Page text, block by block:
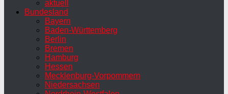
aktuell
Bundesland
Bayern
Baden-Württemberg
Berlin
Bremen
Hamburg
Hessen
Mecklenburg-Vorpommern
Niedersachsen